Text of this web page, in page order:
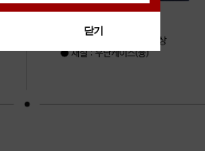
닫기